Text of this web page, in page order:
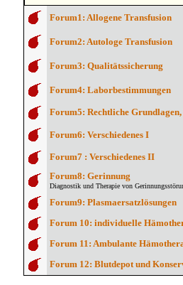
Forum1: Allogene Transfusion
Forum2: Autologe Transfusion
Forum3: Qualitätssicherung
Forum4: Laborbestimmungen
Forum5: Rechtliche
Forum6: Verschiedenes I
Forum7 : Verschiedenes II
Forum8: Gerinnung
Diagnostik und Therapie von
Forum9: Plasmaersatzlösungen
Forum 10: individuelle
Forum 11: Ambulante
Forum 12: Blutdepot und